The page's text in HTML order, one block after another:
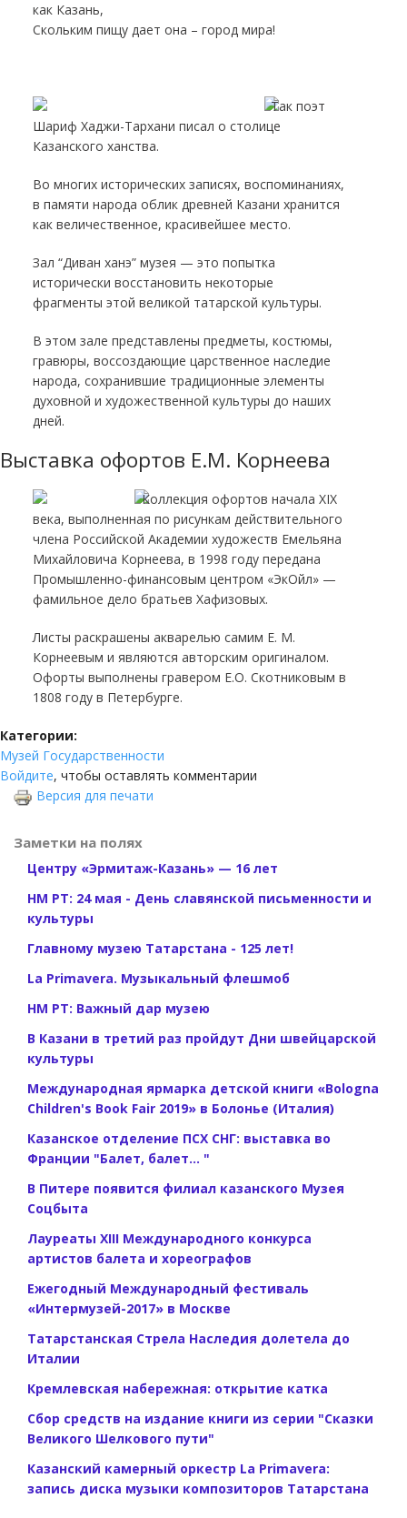
как Казань,
Скольким пищу дает она – город мира!
Так поэт
Шариф Хаджи-Тархани писал о столице
Казанского ханства.
Во многих исторических записях, воспоминаниях,
в памяти народа облик древней Казани хранится
как величественное, красивейшее место.
Зал “Диван ханэ” музея — это попытка
исторически восстановить некоторые
фрагменты этой великой татарской культуры.
В этом зале представлены предметы, костюмы,
гравюры, воссоздающие царственное наследие
народа, сохранившие традиционные элементы
духовной и художественной культуры до наших
дней.
Выставка офортов Е.М. Корнеева
Коллекция офортов начала XIX
века, выполненная по рисункам действительного
члена Российской Академии художеств Емельяна
Михайловича Корнеева, в 1998 году передана
Промышленно-финансовым центром «ЭкОйл» —
фамильное дело братьев Хафизовых.
Листы раскрашены акварелью самим Е. М.
Корнеевым и являются авторским оригиналом.
Офорты выполнены гравером Е.О. Скотниковым в
1808 году в Петербурге.
Категории:
Музей Государственности
Войдите, чтобы оставлять комментарии
Версия для печати
Заметки на полях
Центру «Эрмитаж-Казань» — 16 лет
НМ РТ: 24 мая - День славянской письменности и
культуры
Главному музею Татарстана - 125 лет!
La Primavera. Музыкальный флешмоб
НМ РТ: Важный дар музею
В Казани в третий раз пройдут Дни швейцарской
культуры
Международная ярмарка детской книги «Bologna
Children's Book Fair 2019» в Болонье (Италия)
Казанское отделение ПСХ СНГ: выставка во
Франции "Балет, балет... "
В Питере появится филиал казанского Музея
Соцбыта
Лауреаты XIII Международного конкурса
артистов балета и хореографов
Ежегодный Международный фестиваль
«Интермузей-2017» в Москве
Татарстанская Стрела Наследия долетела до
Италии
Кремлевская набережная: открытие катка
Сбор средств на издание книги из серии "Сказки
Великого Шелкового пути"
Казанский камерный оркестр La Primavera:
запись диска музыки композиторов Татарстана